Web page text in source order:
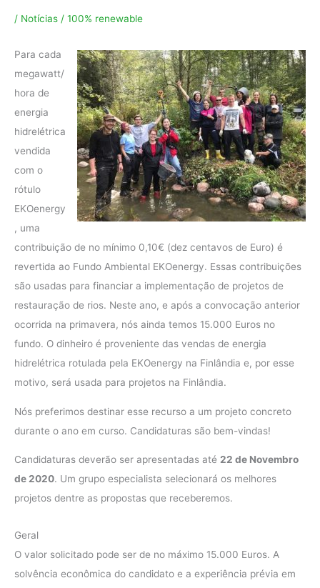
/ Notícias / 100% renewable
Para cada
megawatt/
hora de
energia
hidrelétrica
vendida
com o
rótulo
EKOenergy
, uma
contribuição de no mínimo 0,10€ (dez centavos de Euro) é
revertida ao Fundo Ambiental EKOenergy. Essas contribuições
são usadas para financiar a implementação de projetos de
restauração de rios. Neste ano, e após a convocação anterior
ocorrida na primavera, nós ainda temos 15.000 Euros no
fundo. O dinheiro é proveniente das vendas de energia
hidrelétrica rotulada pela EKOenergy na Finlândia e, por esse
motivo, será usada para projetos na Finlândia.
Nós preferimos destinar esse recurso a um projeto concreto
durante o ano em curso. Candidaturas são bem-vindas!
Candidaturas deverão ser apresentadas até 22 de Novembro
de 2020. Um grupo especialista selecionará os melhores
projetos dentre as propostas que receberemos.
Geral
O valor solicitado pode ser de no máximo 15.000 Euros. A
solvência econômica do candidato e a experiência prévia em